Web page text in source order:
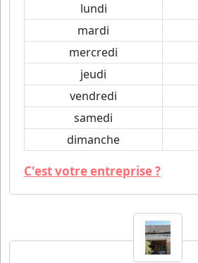
lundi
mardi
mercredi
jeudi
vendredi
samedi
dimanche
C'est votre entreprise ?